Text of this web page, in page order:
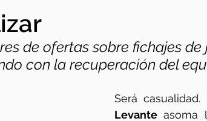
de ofertas sobre fichajes de
con la recuperación del
Levante asoma